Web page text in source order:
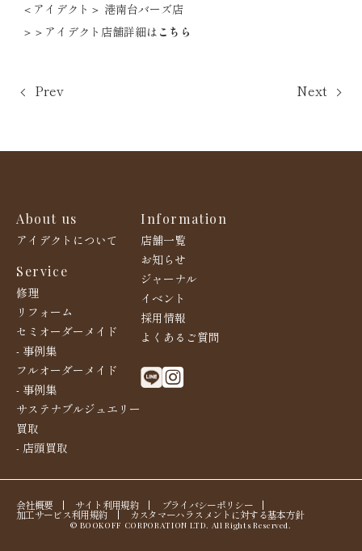
＜アイデクト＞ 港南台バーズ店
＞＞アイデクト店舗詳細は こちら
Prev Next
About us
アイデクトについて
Service
修理
リフォーム
セミオーダーメイド
- 事例集
フルオーダーメイド
- 事例集
サステナブルジュエリー
買取
- 店頭買取
Information
店舗一覧
お知らせ
ジャーナル
イベント
採用情報
よくあるご質問
会社概要 | サイト利用規約 | プライバシーポリシー|
加工サービス利用規約|カスタマーハラスメントに対する基本方針
© BOOKOFF CORPORATION LTD. All Rights Reserved.